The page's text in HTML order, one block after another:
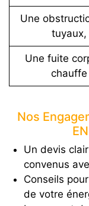
Une
tuyaux,
Une fuite
chauffe
Nos
Un devis
convenus
Conseils
de votre